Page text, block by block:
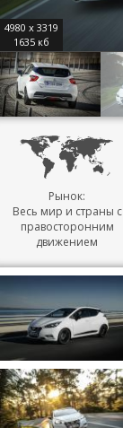
4980 x 3319
1635 кб
Рынок:
Весь мир и страны с
правосторонним
движением